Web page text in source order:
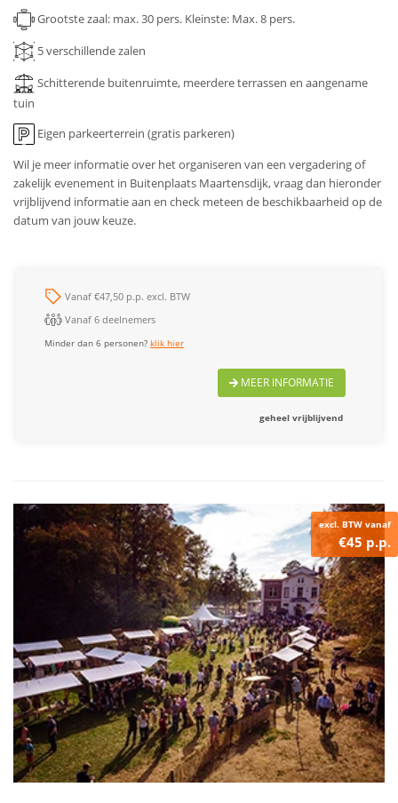
Grootste zaal: max. 30 pers. Kleinste: Max. 8 pers.
5verschillende zalen
Schitterende buitenruimte, meerdere terrassen en aangename
tuin
Eigen parkeerterrein (gratis parkeren)
Wil je meer informatie over het organiseren van een vergadering of
zakelijk evenement in Buitenplaats Maartensdijk, vraag dan hieronder
vrijblijvend informatie aan en check meteen de beschikbaarheid op de
datum van jouw keuze.
Vanaf €47,50 p.p. excl. BTW
Vanaf 6 deelnemers
Minder dan 6 personen?klik hier
MEER INFORMATIE
geheel vrijblijvend
excl. BTW vanaf
€45 p.p.